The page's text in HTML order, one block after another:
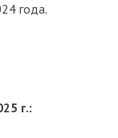
года.
г.: